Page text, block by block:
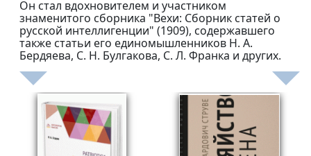
Он стал вдохновителем и участником
знаменитого сборника "Вехи: Сборник статей о
русской интеллигенции" (1909), содержавшего
также статьи его единомышленников Н. А.
Бердяева, С. Н. Булгакова, С. Л. Франка и других.